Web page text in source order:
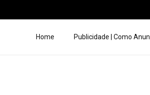
Home Publicidade | Como